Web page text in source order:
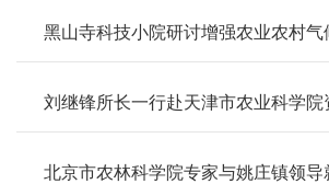
黑山寺科技小院研讨增强农业农村气
刘继锋所长一行赴天津市农业科学院
北京市农林科学院专家与姚庄镇领导